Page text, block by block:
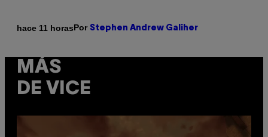
hace 11 horasPor Stephen Andrew Galiher
MÁS
DE VICE